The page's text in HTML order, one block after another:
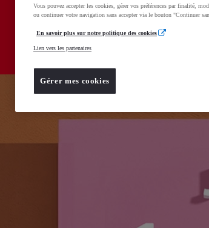
Vous pouvez accepter les cookies, gérer vos préférences par finalité,
ou continuer votre navigation sans accepter via le bouton "Continuer
En savoir plus sur notre politique des cookies
Lien vers les partenaires
Gérer mes cookies